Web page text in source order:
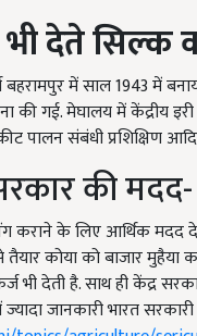
देते सिल्क
बहरामपुर में साल1943में
की गई. मेघालय में केंद्रीय
पालन संबंधी प्रशिक्षिण
की मदद-
कराने के लिए आर्थिक
तैयार कोया को बाजार
भी देती है. साथ ही केंद्र
जानकारी भारत